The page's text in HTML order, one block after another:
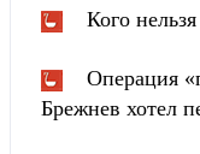
Кого
Операция
Брежнев хотел